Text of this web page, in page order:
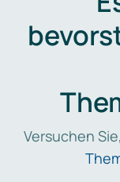
Versuchen